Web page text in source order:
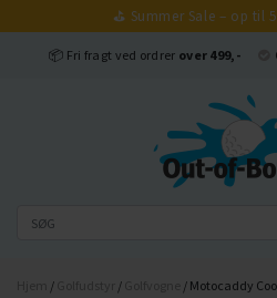
⛳ Summer Sale – op til
📦 Fri fragt ved ordrer over 499,-
/ / / Motocaddy